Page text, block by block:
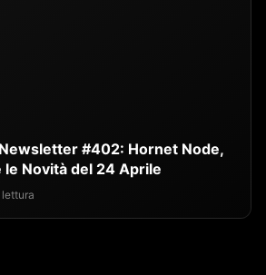
#402: Hornet Node,
le Novità del 24 Aprile
lettura